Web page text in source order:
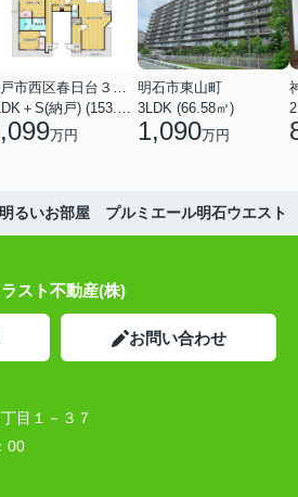
神戸市西区春日台３丁目
4LDK＋S(納戸) (153.86㎡)
万円
明石市東山町
3LDK (66.58㎡)
1,090万円
るいお部屋 プルミエール明石ウエスト
ラスト不動産(株)
お問い合わせ
目１－３７
00